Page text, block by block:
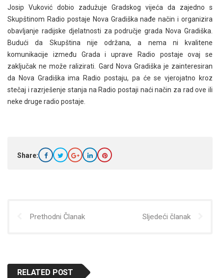
Josip Vuković dobio zadužuje Gradskog vijeća da zajedno s
Skupštinom Radio postaje Nova Gradiška nađe način i organizira
obavljanje radijske djelatnosti za područje grada Nova Gradiška.
Budući da Skupština nije održana, a nema ni kvalitene
komunikacije između Grada i uprave Radio postaje ovaj se
zaključak ne može ralizirati. Gard Nova Gradiška je zainteresiran
da Nova Gradiška ima Radio postaju, pa će se vjerojatno kroz
stečaj i razrješenje stanja na Radio postaji naći način za rad ove ili
neke druge radio postaje.
Share:
Prethodni Članak Sljedeći članak
RELATED POST